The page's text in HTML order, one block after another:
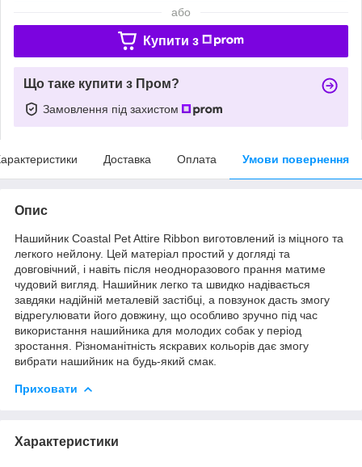
або
Купити з
Що таке купити з Пром?
Замовлення під захистом
Доставка Оплата Умови повернення
Опис
Нашийник Coastal Pet Attire Ribbon виготовлений із міцного та
легкого нейлону. Цей матеріал простий у догляді та
довговічний, і навіть після неодноразового прання матиме
чудовий вигляд. Нашийник легко та швидко надівається
завдяки надійній металевій застібці, а повзунок дасть змогу
відрегулювати його довжину, що особливо зручно під час
використання нашийника для молодих собак у період
зростання. Різноманітність яскравих кольорів дає змогу
вибрати нашийник на будь-який смак.
Приховати
Характеристики